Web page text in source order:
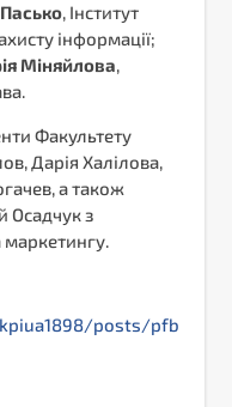
, Інститут
інформації;
Міняйлова,
Факультету
Дарія Халілова,
а також
Осадчук з
posts/